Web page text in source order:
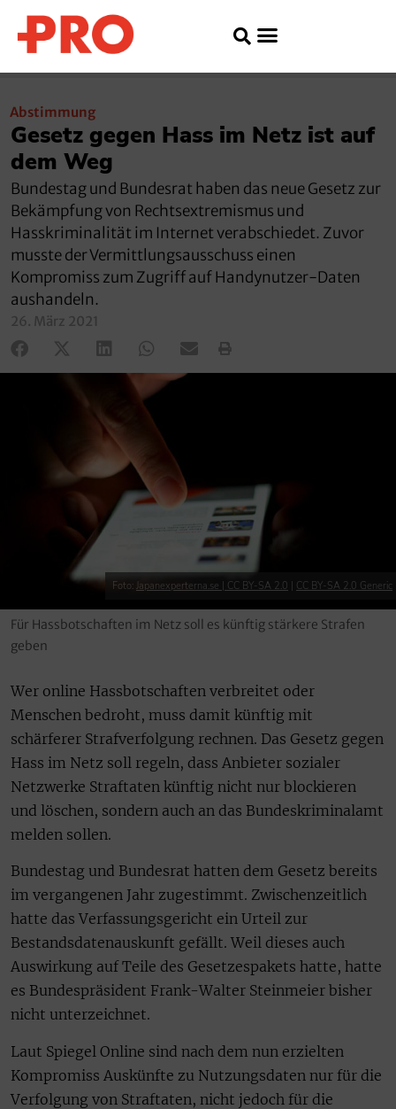
Abstimmung
Gesetz gegen Hass im Netz ist auf
dem Weg
Bundestag und Bundesrat haben das neue Gesetz zur
Bekämpfung von Rechtsextremismus und
Hasskriminalität im Internet verabschiedet. Zuvor
musste der Vermittlungsausschuss einen
Kompromiss zum Zugriff auf Handynutzer-Daten
aushandeln.
26. März 2021
Foto: Japanexperterna.se | CC BY-SA 2.0 CC BY-SA 2.0 Generic
Für Hassbotschaften im Netz soll es künftig stärkere Strafen
geben
Wer online Hassbotschaften verbreitet oder
Menschen bedroht, muss damit künftig mit
schärferer Strafverfolgung rechnen. Das Gesetz gegen
Hass im Netz soll regeln, dass Anbieter sozialer
Netzwerke Straftaten künftig nicht nur blockieren
und löschen, sondern auch an das Bundeskriminalamt
melden sollen.
Bundestag und Bundesrat hatten dem Gesetz bereits
im vergangenen Jahr zugestimmt. Zwischenzeitlich
hatte das Verfassungsgericht ein Urteil zur
Bestandsdatenauskunft gefällt. Weil dieses auch
Auswirkung auf Teile des Gesetzespakets hatte, hatte
es Bundespräsident Frank-Walter Steinmeier bisher
nicht unterzeichnet.
Laut Spiegel Online sind nach dem nun erzielten
Kompromiss Auskünfte zu Nutzungsdaten nur für die
Verfolgung von Straftaten, nicht jedoch für die